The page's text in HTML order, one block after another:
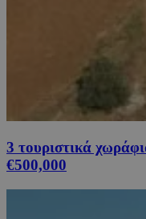
3 τουριστικά
€500,000